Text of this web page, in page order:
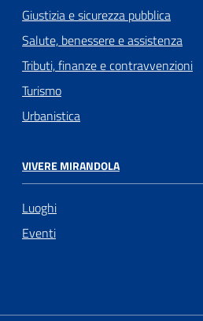
Giustizia e sicurezza pubblica
Salute, benessere e assistenza
Tributi, finanze e contravvenzioni
Turismo
Urbanistica
VIVERE MIRANDOLA
Luoghi
Eventi